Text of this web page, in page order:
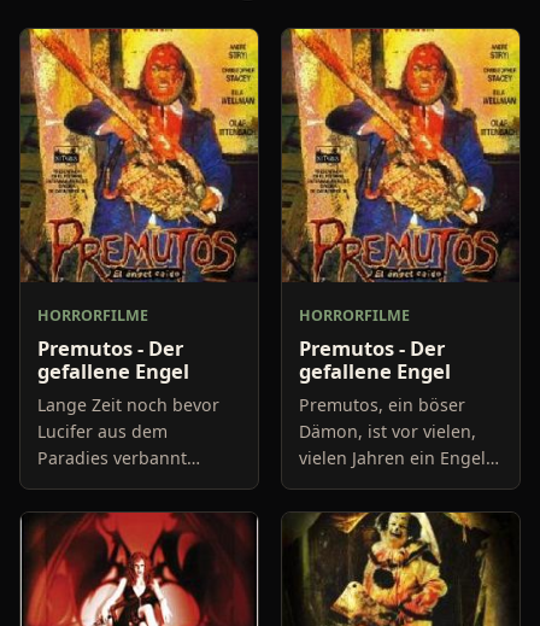
HORRORFILME
Premutos - Der
gefallene Engel
Lange Zeit noch bevor
Lucifer aus dem
Paradies verbannt
wurde, fiel ein anderer
Engel in Ungnade und
wurde aus dem Paradies
verbannt – Premutos.
Dieser gefal
HORRORFILME
Premutos - Der
gefallene Engel
Premutos, ein böser
Dämon, ist vor vielen,
vielen Jahren ein Engel
im Dienst von Gott
gewesen. Bis zu dem
Tage als er von Gott
verdammt wurde und
somit besch